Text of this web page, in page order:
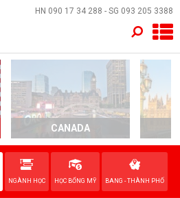
HN 090 17 34 288 - SG 093 205 3388
CANADA
NGÀNH HỌC HỌC BỔNG MỸ BANG - THÀNH PHỐ
×